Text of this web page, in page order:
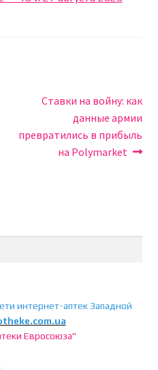
Следующая
запись:
Ставки на войну: как
данные армии
превратились в прибыль
на Polymarket
интернет-аптек Западной
Евросоюза"